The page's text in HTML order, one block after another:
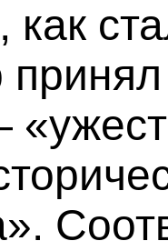
как